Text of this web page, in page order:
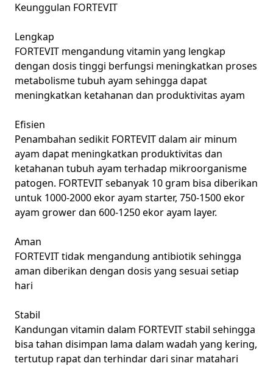
Keunggulan FORTEVIT
Lengkap
FORTEVIT mengandung vitamin yang lengkap
dengan dosis tinggi berfungsi meningkatkan proses
metabolisme tubuh ayam sehingga dapat
meningkatkan ketahanan dan produktivitas ayam
Efisien
Penambahan sedikit FORTEVIT dalam air minum
ayam dapat meningkatkan produktivitas dan
ketahanan tubuh ayam terhadap mikroorganisme
patogen. FORTEVIT sebanyak 10 gram bisa diberikan
untuk 1000-2000 ekor ayam starter, 750-1500 ekor
ayam grower dan 600-1250 ekor ayam layer.
Aman
FORTEVIT tidak mengandung antibiotik sehingga
aman diberikan dengan dosis yang sesuai setiap
hari
Stabil
Kandungan vitamin dalam FORTEVIT stabil sehingga
bisa tahan disimpan lama dalam wadah yang kering,
tertutup rapat dan terhindar dari sinar matahari